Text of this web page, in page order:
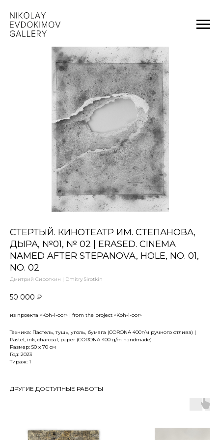
СТЕРТЫЙ. КИНОТЕАТР ИМ. СТЕПАНОВА,
ДЫРА, №01, № 02 | ERASED. CINEMA
NAMED AFTER STEPANOVA, HOLE, NO. 01,
NO. 02
Дмитрий Сироткин | Dmitry Sirotkin
50 000 ₽
из проекта «Koh-i-oor» | from the project «Koh-i-oor»
Техника: Пастель, тушь, уголь, бумага (CORONA 400г/м ручного отлива) |
Pastel, ink, charcoal, paper (CORONA 400 g/m handmade)
Размер: 50 х 70 см
Год: 2023
Тираж: 1
ДРУГИЕ ДОСТУПНЫЕ РАБОТЫ